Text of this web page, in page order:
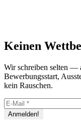
Keinen
Wir schreiben selten —
Bewerbungsstart,
kein Rauschen.